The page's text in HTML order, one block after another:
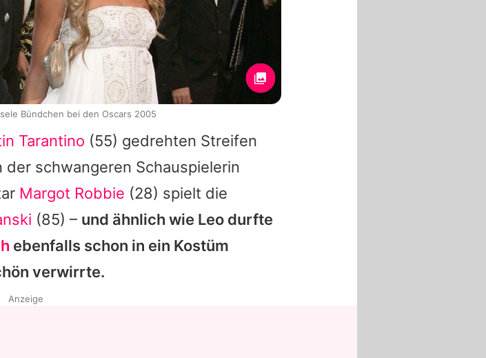
Tarantino (55) gedrehten Streifen
schwangeren Schauspielerin
Margot Robbie (28) spielt die
(85) – und ähnlich wie Leo durfte
ebenfalls schon in ein Kostüm
verwirrte.
Bündchen bei den Oscars 2005
Anzeige